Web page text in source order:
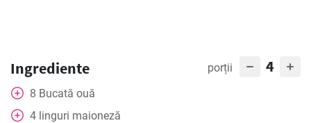
Ingrediente porții 4
8 Bucată ouă
4 linguri maioneză